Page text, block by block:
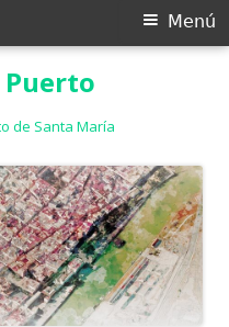
Puerto
de Santa María
Menú